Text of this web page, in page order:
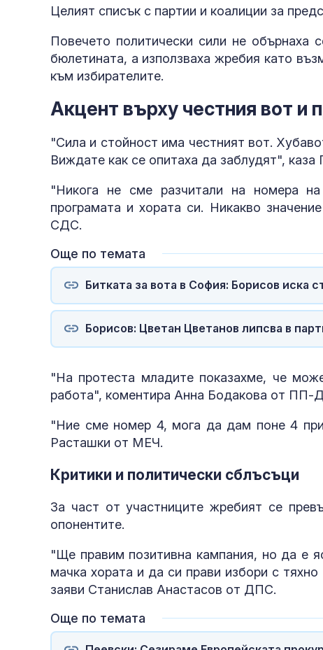
Целият списък с партии и коалиции за
Повечето политически сили не
бюлетината, а използваха жребия като
към избирателите.
Акцент върху честния вот и
"Сила и стойност има честният вот.
Виждате как се опитаха да заблудят",
"Никога не сме разчитали на номера
програмата и хората си. Никакво
СДС.
Още по темата
Битката за вота в София: Борисов иска
Борисов: Цветан Цветанов липсва в
"На протеста младите показахме, че
работа", коментира Анна Бодакова от ПП-
"Ние сме номер 4, мога да дам поне 4
Расташки от МЕЧ.
Критики и политически сблъсъци
За част от участниците жребият се
опонентите.
"Ще правим позитивна кампания, но да е
мачка хората и да си прави избори с
заяви Станислав Анастасов от ДПС.
Още по темата